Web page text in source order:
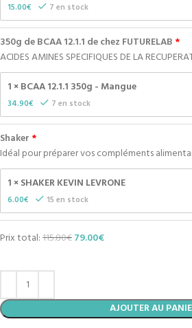
15.00€ 7 en stock
350g de BCAA 12.1.1 de chez FUTURELAB
ACIDES AMINES SPECIFIQUES DE LA
1 × BCAA 12.1.1 350g - Mangue
34.90€ 7 en stock
Shaker
Idéal pour préparer vos compléments
1 × SHAKER KEVIN LEVRONE
6.00€ 15 en stock
Prix total:115.80€79.00€
AJOUTER AU